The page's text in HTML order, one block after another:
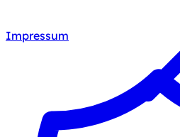
Impressum